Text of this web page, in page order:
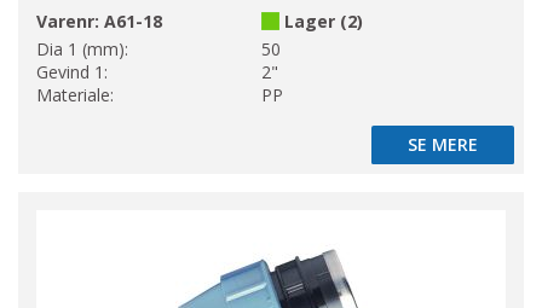
Varenr: A61-18
Lager (2)
Dia 1 (mm):
50
Gevind 1:
2"
Materiale:
PP
SE MERE
SE MERE